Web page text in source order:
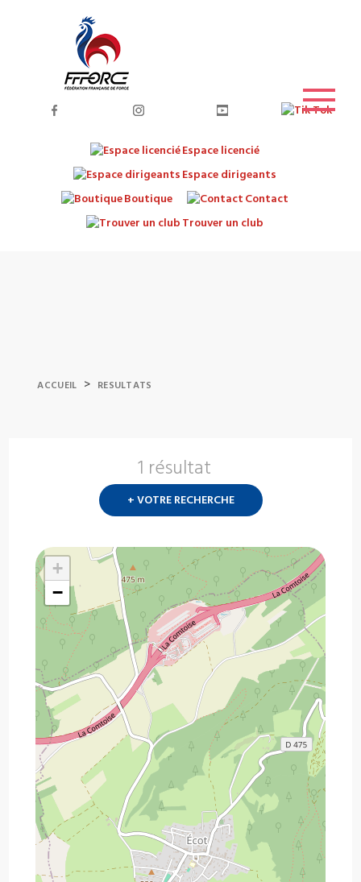
Espace licencié
Espace dirigeants
Boutique
Contact
Trouver un club
ACCUEIL > RESULTATS
1 résultat
+ VOTRE RECHERCHE
+
−